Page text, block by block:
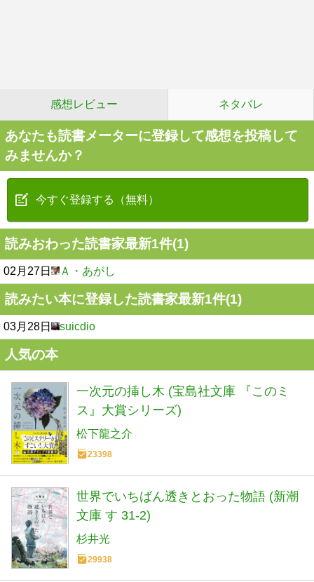
感想レビュー ネタバレ
あなたも読書メーターに登録して感想を投稿して
みませんか？
今すぐ登録する（無料）
読みおわった読書家最新1件(1)
02月27日 Ａ・あがし
読みたい本に登録した読書家最新1件(1)
03月28日 suicdio
人気の本
一次元の挿し木 (宝島社文庫 『このミ
ス』大賞シリーズ)
松下龍之介
23398
世界でいちばん透きとおった物語 (新潮
文庫 す 31-2)
杉井光
29938